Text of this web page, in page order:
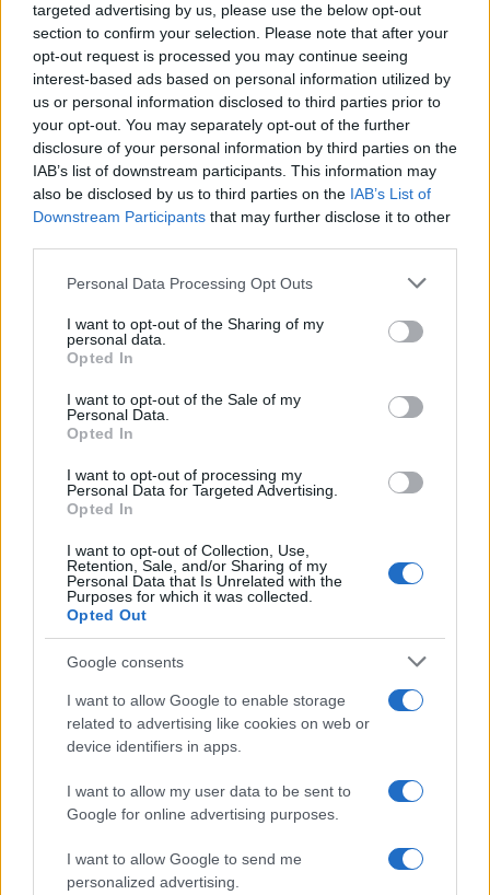
targeted advertising by us, please use the below opt-out
section to confirm your selection. Please note that after your
opt-out request is processed you may continue seeing
interest-based ads based on personal information utilized by
us or personal information disclosed to third parties prior to
your opt-out. You may separately opt-out of the further
disclosure of your personal information by third parties on the
IAB’s list of downstream participants. This information may
also be disclosed by us to third parties on the IAB’s List of
Downstream Participants that may further disclose it to other
Please note that this website/app uses one or more Google
not limited to your visit or usage behaviour. You may click to
grant or deny consent to Google and its third-party tags to
use your data for below specified purposes in below Google
consent section.
Personal Data Processing Opt Outs
I want to opt-out of the Sharing of my
personal data.
Opted In
I want to opt-out of the Sale of my
Personal Data.
Opted In
I want to opt-out of processing my
Personal Data for Targeted Advertising.
Opted In
I want to opt-out of Collection, Use,
Retention, Sale, and/or Sharing of my
Personal Data that Is Unrelated with the
Purposes for which it was collected.
Opted Out
Google consents
I want to allow Google to enable storage
related to advertising like cookies on web or
device identifiers in apps.
I want to allow my user data to be sent to
Google for online advertising purposes.
I want to allow Google to send me
personalized advertising.
Protocolos de seguridad ocular y
consejos para fotografiar eclipses solares
CIENCIA Y TECNOLOGÍA
Cómo elegir una carrera STEAM: perfiles
emergentes y competencias clave
Descubre cómo elegir la mejor opción en STEAM:…